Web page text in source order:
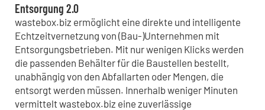
Entsorgung 2.0
wastebox.biz ermöglicht eine direkte und intelligente
Echtzeitvernetzung von (Bau-)Unternehmen mit
Entsorgungsbetrieben. Mit nur wenigen Klicks werden
die passenden Behälter für die Baustellen bestellt,
unabhängig von den Abfallarten oder Mengen, die
entsorgt werden müssen. Innerhalb weniger Minuten
vermittelt wastebox.biz eine zuverlässige